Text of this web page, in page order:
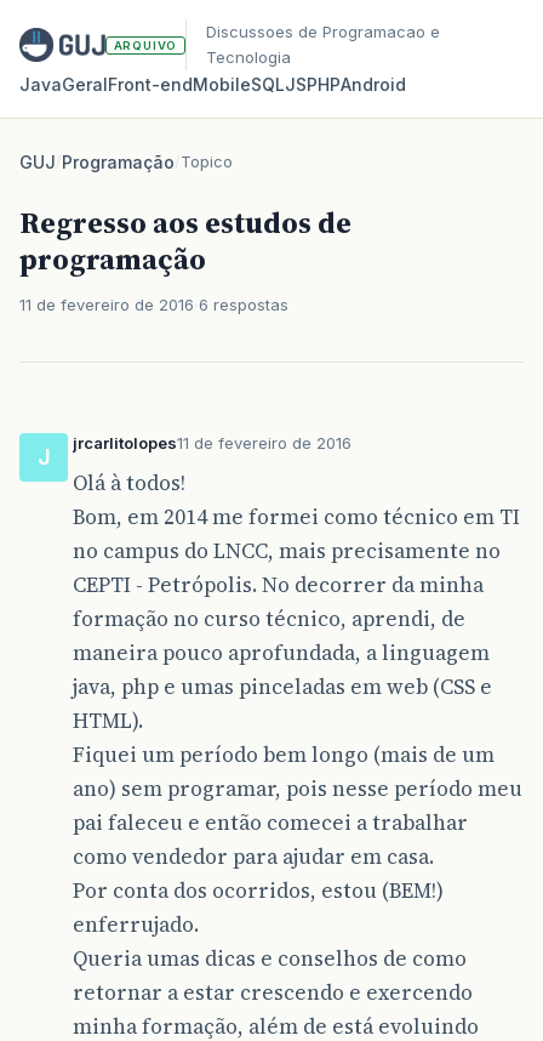
ARQUIVO
Discussoes de Programacao e
Tecnologia
JavaGeralFront‑endMobileSQLJSPHPAndroid
GUJ/Programação/Topico
Regresso aos estudos de
programação
11 de fevereiro de 2016 6 respostas
J
jrcarlitolopes11 de fevereiro de 2016
Olá à todos!
Bom, em 2014 me formei como técnico em TI
no campus do LNCC, mais precisamente no
CEPTI - Petrópolis. No decorrer da minha
formação no curso técnico, aprendi, de
maneira pouco aprofundada, a linguagem
java, php e umas pinceladas em web (CSS e
HTML).
Fiquei um período bem longo (mais de um
ano) sem programar, pois nesse período meu
pai faleceu e então comecei a trabalhar
como vendedor para ajudar em casa.
Por conta dos ocorridos, estou (BEM!)
enferrujado.
Queria umas dicas e conselhos de como
retornar a estar crescendo e exercendo
minha formação, além de está evoluindo